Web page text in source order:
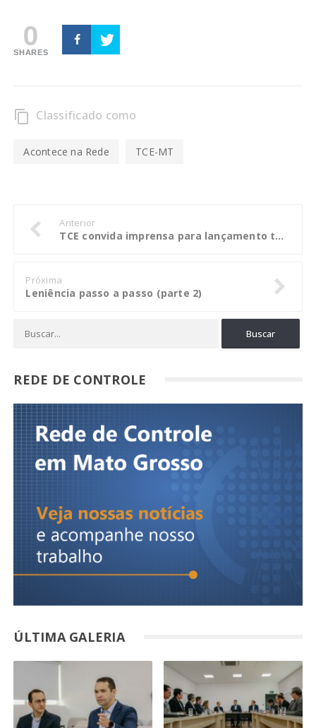
0
SHARES
content_copy Classificado como
Acontece na Rede TCE-MT
Anterior
TCE convida imprensa para lançamento teste do Geo Obras Cidadão
Próxima
Leniência passo a passo (parte 2)
REDE DE CONTROLE
ÚLTIMA GALERIA